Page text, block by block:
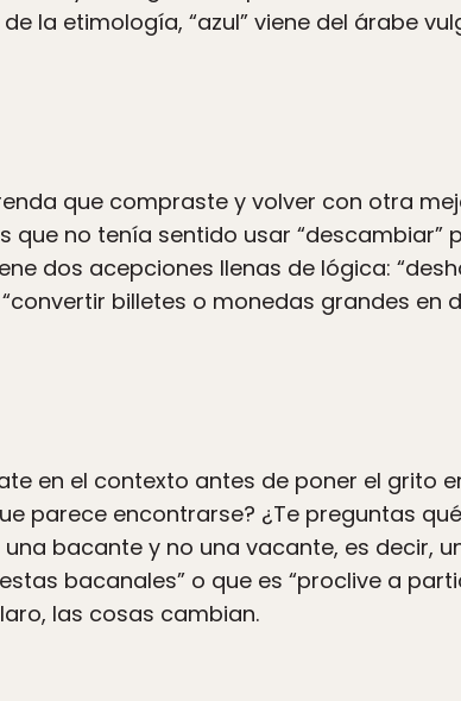
la etimología, “azul” viene del árabe
que compraste y volver con otra
no tenía sentido usar “descambiar”
dos acepciones llenas de lógica:
billetes o monedas grandes en
en el contexto antes de poner el grito
parece encontrarse? ¿Te preguntas
bacante y no una vacante, es decir,
bacanales” o que es “proclive a
las cosas cambian.